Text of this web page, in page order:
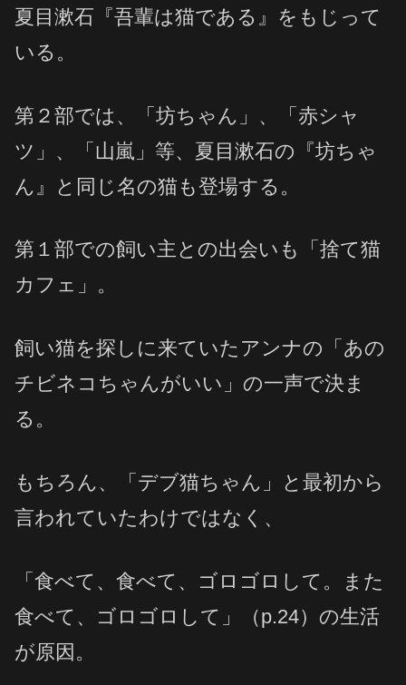
夏目漱石『吾輩は猫である』をもじって
いる。
第２部では、「坊ちゃん」、「赤シャ
ツ」、「山嵐」等、夏目漱石の『坊ちゃ
ん』と同じ名の猫も登場する。
第１部での飼い主との出会いも「捨て猫
カフェ」。
飼い猫を探しに来ていたアンナの「あの
チビネコちゃんがいい」の一声で決ま
る。
もちろん、「デブ猫ちゃん」と最初から
言われていたわけではなく、
「食べて、食べて、ゴロゴロして。また
食べて、ゴロゴロして」（p.24）の生活
が原因。